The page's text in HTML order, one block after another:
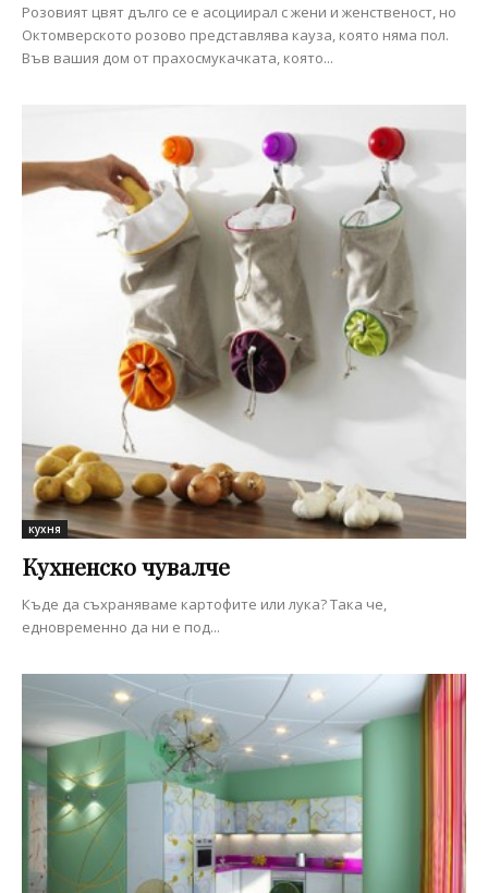
Розовият цвят дълго се е асоциирал с жени и женственост, но
Октомверското розово представлява кауза, която няма пол.
Във вашия дом от прахосмукачката, която...
кухня
Кухненско чувалче
Къде да съхраняваме картофите или лука? Така че,
едновременно да ни е под...